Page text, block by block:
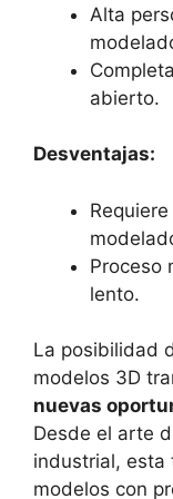
Alta
abierto.
Desventajas:
Proceso
lento.
La posibilidad
modelos 3D
nuevas
Desde el arte
industrial, esta
modelos con